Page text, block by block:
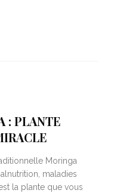
: PLANTE
Moringa
maladies
la plante que vous